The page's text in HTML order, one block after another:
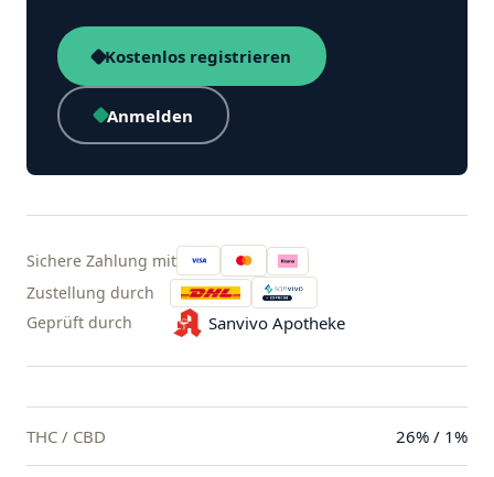
Kostenlos registrieren
Anmelden
Sichere Zahlung mit
Zustellung durch
Geprüft durch
Sanvivo Apotheke
THC / CBD 26% / 1%